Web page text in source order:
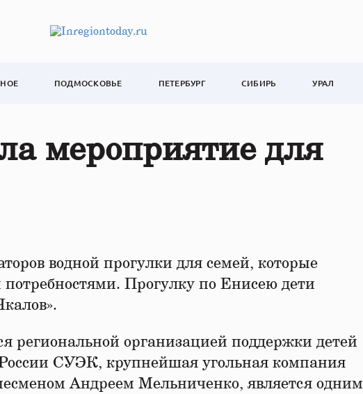
ПОДМОСКОВЬЕ ПЕТЕРБУРГ СИБИРЬ УРАЛ
мероприятие для
водной прогулки для семей, которые
Прогулку по Енисею дети
региональной организацией поддержки детей
СУЭК, крупнейшая угольная компания
Андреем Мельниченко, является одним